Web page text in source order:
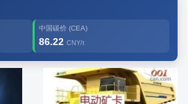
中国碳价 (CEA)
86.22 CNY/t
创新